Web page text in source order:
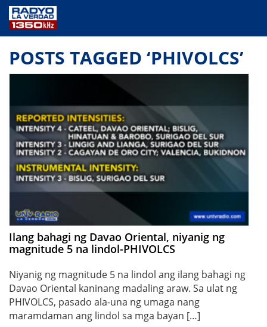
PUBLIC SERVICE
ANNOUNCEMENTS
ABOUT
CONTACT US
POSTS TAGGED ‘PHIVOLCS’
Ilang bahagi ng Davao Oriental, niyanig ng
magnitude 5 na lindol-PHIVOLCS
Niyanig ng magnitude 5 na lindol ang ilang bahagi ng
Davao Oriental kaninang madaling araw. Sa ulat ng
PHIVOLCS, pasado ala-una ng umaga nang
maramdaman ang lindol sa mga bayan […]